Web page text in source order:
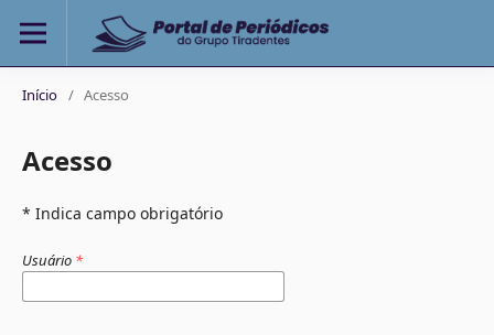
Início / Acesso
Acesso
* Indica campo obrigatório
Usuário *